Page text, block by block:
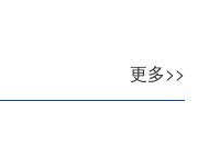
更多>>